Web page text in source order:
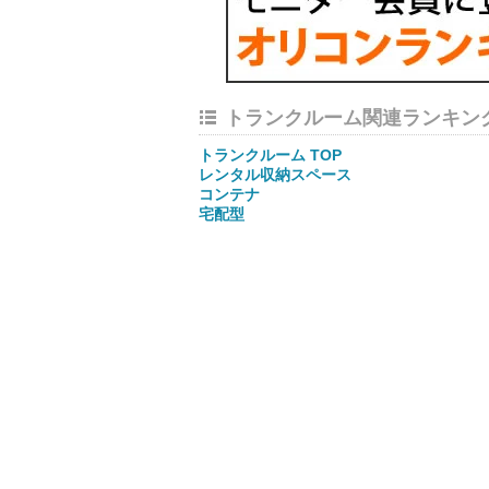
トランクルーム関連ランキン
トランクルーム TOP
レンタル収納スペース
コンテナ
宅配型